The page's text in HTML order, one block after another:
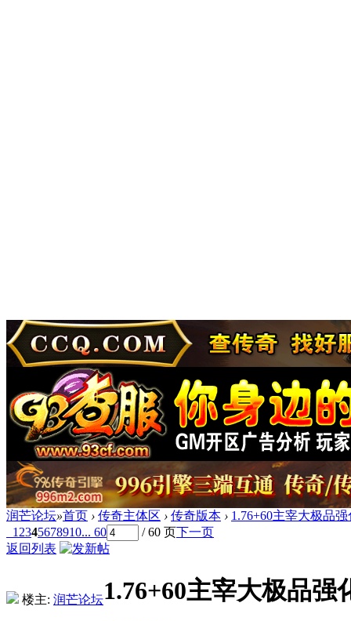
润芒论坛»首页 › 传奇主体区 › 传奇版本 › 1.76+60主宰大极品
1 2345678910... 60 / 60 页下一页
返回列表
楼主: 润芒论坛1.76+60主宰大极品